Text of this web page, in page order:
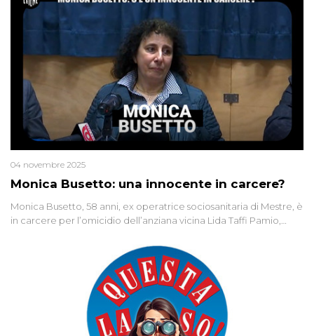
Monica Busetto: una innocente in carcere?
04 novembre 2025
Monica Busetto, 58 anni, ex operatrice sociosanitaria di Mestre, è
in carcere per l’omicidio dell’anziana vicina Lida Taffi Pamio,
minuscola su una collanina, Monica si proclama innocente. Nel
2015 un’altra donna confessa lo stesso delitto, poi ritratta. Due
colpevoli per un solo omicidio: errore giudiziario o giustizia